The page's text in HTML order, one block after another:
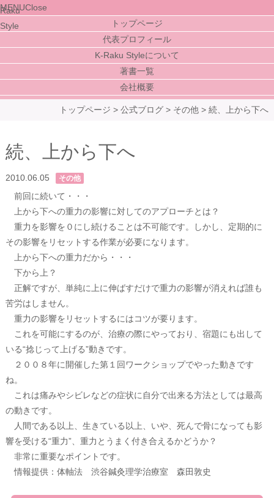
MENUClose
トップページ
代表プロフィール
K-Raku Styleについて
著書一覧
会社概要
トップページ >公式ブログ > その他 >続、上から下へ
続、上から下へ
2010.06.05 その他
前回に続いて・・・
上から下への重力の影響に対してのアプローチとは？
重力を影響を０にし続けることは不可能です。しかし、定期的に
その影響をリセットする作業が必要になります。
上から下への重力だから・・・
下から上？
正解ですが、単純に上に伸ばすだけで重力の影響が消えれば誰も
苦労はしません。
重力の影響をリセットするにはコツが要ります。
これを可能にするのが、治療の際にやっており、宿題にも出して
いる“捻じって上げる”動きです。
２００８年に開催した第１回ワークショップでやった動きです
ね。
これは痛みやシビレなどの症状に自分で出来る方法としては最高
の動きです。
人間である以上、生きている以上、いや、死んで骨になっても影
響を受ける“重力”、重力とうまく付き合えるかどうか？
非常に重要なポイントです。
情報提供：体軸法 渋谷鍼灸理学治療室 森田敦史